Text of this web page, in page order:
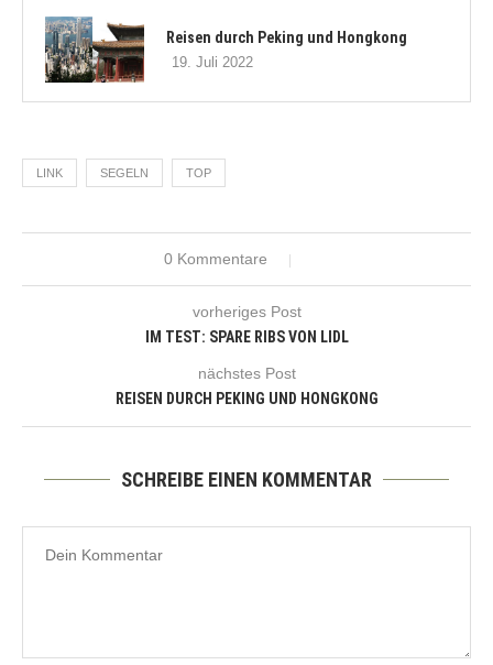
Reisen durch Peking und Hongkong
19. Juli 2022
LINK SEGELN TOP
0 Kommentare
vorheriges Post
IM TEST: SPARE RIBS VON LIDL
nächstes Post
REISEN DURCH PEKING UND HONGKONG
SCHREIBE EINEN KOMMENTAR